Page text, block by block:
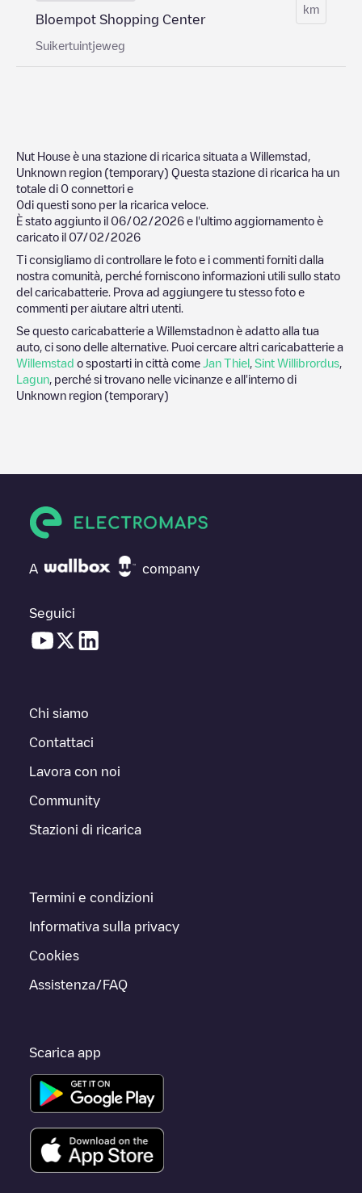
Bloempot Shopping Center
Suikertuintjeweg
km
Nut House è una stazione di ricarica situata a Willemstad
Unknown region (temporary) Questa stazione di ricarica ha un
totale di 0 connettori e
0di questi sono per la ricarica veloce.
È stato aggiunto il 06/02/2026 e l'ultimo aggiornamento è
caricato il 07/02/2026
Ti consigliamo di controllare le foto e i commenti forniti dalla
nostra comunità, perché forniscono informazioni utili sullo stato
del caricabatterie. Prova ad aggiungere tu stesso foto e
commenti per aiutare altri utenti.
Se questo caricabatterie a Willemstadnon è adatto alla tua
auto, ci sono delle alternative. Puoi cercare altri caricabatterie a
Willemstad o spostarti in città come Jan Thiel Sint Willibrordus
Lagun , perché si trovano nelle vicinanze e all'interno di
Unknown region (temporary)
A company
Seguici
Chi siamo
Contattaci
Lavora con noi
Community
Stazioni di ricarica
Termini e condizioni
Informativa sulla privacy
Cookies
Assistenza/FAQ
Scarica app